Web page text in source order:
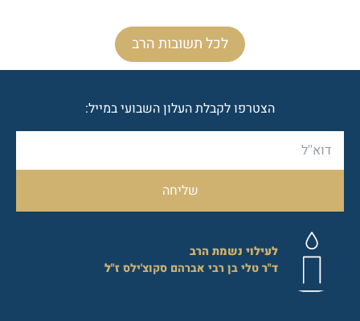
לכל תשובות הרב
הצטרפו לקבלת העלון השבועי במייל:
שליחה
לעילוי נשמת הרב
ד"רטלי בן רבי אברהם סקוצ'ילסז"ל